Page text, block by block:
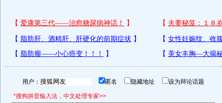
用户： 匿名 隐藏地址 设为辩论话题
*搜狗拼音输入法，中文处理专家>>